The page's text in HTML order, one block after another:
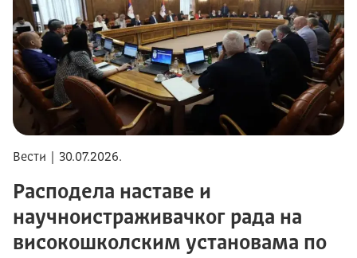
Вести | 30.07.2026.
Расподела наставе и
научноистраживачког рада на
високошколским установама по